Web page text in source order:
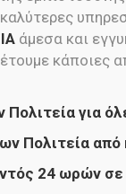
άμεσα και
κάποιες
για
Πολιτεία
24 ωρών σε